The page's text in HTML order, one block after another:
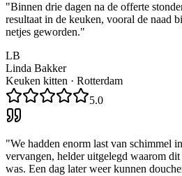
"Binnen drie dagen na de offerte
resultaat in de keuken, vooral de naad
netjes geworden."
LB
Linda Bakker
Keuken kitten · Rotterdam
5.0
"We hadden enorm last van schimmel
vervangen, helder uitgelegd waarom
was. Een dag later weer kunnen